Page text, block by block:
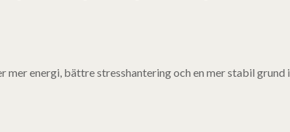
energi, bättre stresshantering och en mer stabil grund i